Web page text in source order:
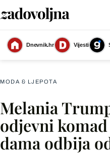
Dnevnik.hr Vijesti
MODA & LJEPOTA
Melania
odjevni
dama odbija
Facebook
X